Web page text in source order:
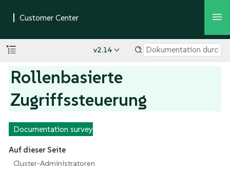
v2.14
Rollenbasierte
Zugriffssteuerung
Documentation survey
Auf dieser Seite
Cluster-Administratoren